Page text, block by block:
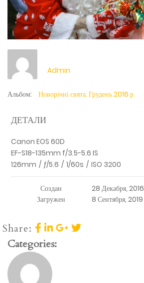
Admin
Альбом: Новорічні свята. Грудень 2016 р.
ДЕТАЛИ
Canon EOS 60D
EF-S18-135mm f/3.5-5.6 IS
126mm / ƒ/5.6 / 1/60s / ISO 3200
Создан
28 Декабря, 2016
Загружен
8 Сентября, 2019
Share:
Categories: